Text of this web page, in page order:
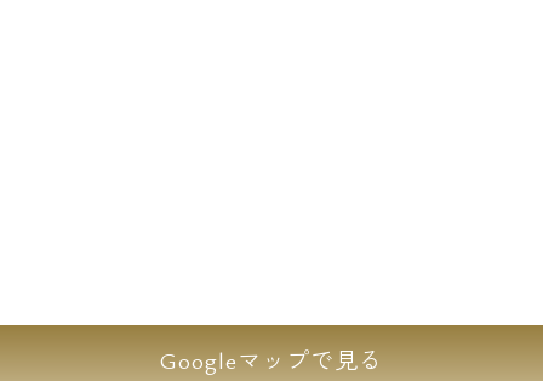
ムキッチンなど設備も充実。
Googleマップで見る